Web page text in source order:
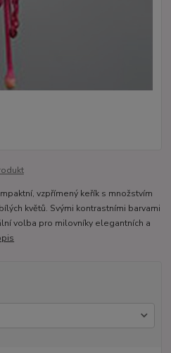
vzpřímený keřík s množstvím
květů. Svými kontrastními barvami
volba pro milovníky elegantních a